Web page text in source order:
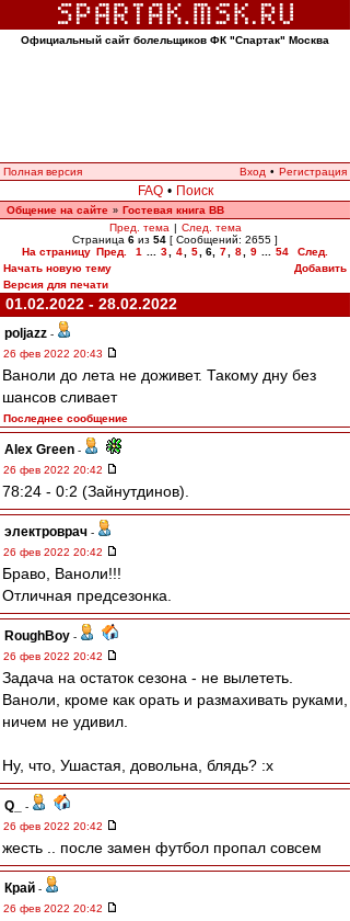
Официальный сайт болельщиков ФК "Спартак" Москва
Полная версия Вход • Регистрация
FAQ • Поиск
Общение на сайте » Гостевая книга ВВ
Пред. тема | След. тема
Страница 6 из 54 [ Сообщений: 2655 ]
На страницу Пред. 1 3 4 5 6 7 8 9 54
След.
Начать новую тему
Добавить
Версия для печати
01.02.2022 - 28.02.2022
poljazz -
26 фев 2022 20:43
Ваноли до лета не доживет. Такому дну без
шансов сливает
Последнее сообщение
Alex Green -
26 фев 2022 20:42
78:24 - 0:2 (Зайнутдинов).
электроврач -
26 фев 2022 20:42
Браво, Ваноли!!!
Отличная предсезонка.
RoughBoy -
26 фев 2022 20:42
Задача на остаток сезона - не вылететь.
Ваноли, кроме как орать и размахивать руками,
ничем не удивил.
Ну, что, Ушастая, довольна, блядь? :x
Q_
-
26 фев 2022 20:42
жесть .. после замен футбол пропал совсем
Край -
26 фев 2022 20:42